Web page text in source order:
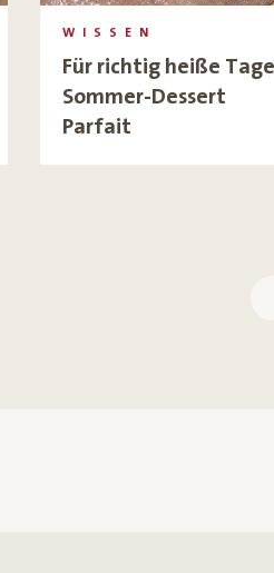
WISSEN
Für richtig heiße
Sommer-Dessert
Parfait